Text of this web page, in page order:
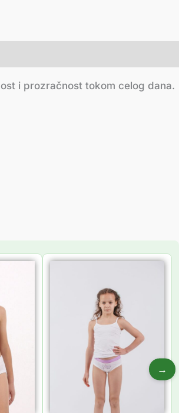
i prozračnost tokom celog dana.
Распон
до
291.00 рсд
→